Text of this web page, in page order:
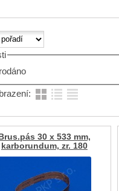
Brus.pás 30 x 533 mm,
karborundum, zr. 180